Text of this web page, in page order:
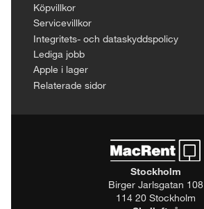
Köpvillkor
Servicevillkor
Integritets- och dataskyddspolicy
Lediga jobb
Apple i lager
Relaterade sidor
Stockholm
Birger Jarlsgatan 108
114 20 Stockholm